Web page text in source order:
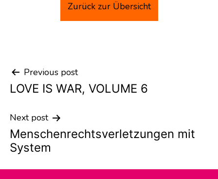
Zurück zur Übersicht
Post
navigation
Previous post
LOVE IS WAR, VOLUME 6
Next post
Menschenrechtsverletzungen mit
System